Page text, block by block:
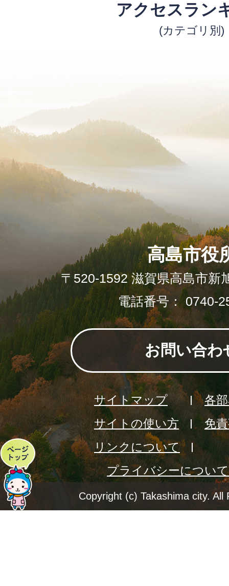
アクセスラン
(カテゴリ別)
ペ
ー
ジ
高島市役
〒520-1592 滋賀県高島市新
電話番号： 0740-
お問い合わ
サイトマップ
各
サイトの使い方
免
リンクについて
プライバシーについて
Copyright (c) Takashima city. All